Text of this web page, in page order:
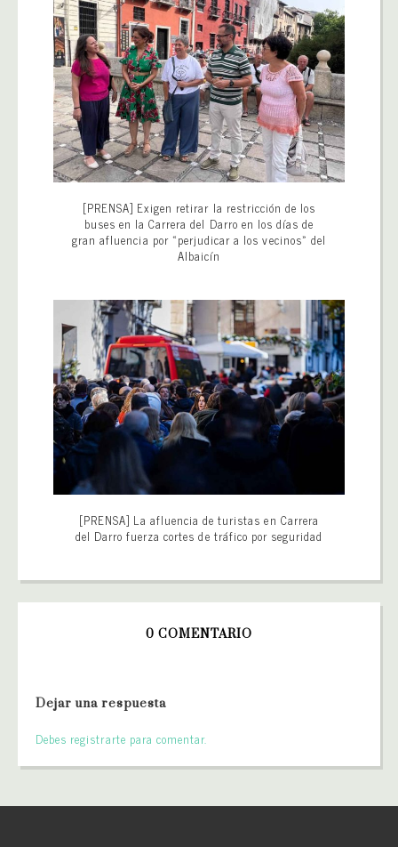
[PRENSA] Exigen retirar la restricción de los
buses en la Carrera del Darro en los días de
gran afluencia por «perjudicar a los vecinos» del
Albaicín
[PRENSA] La afluencia de turistas en Carrera
del Darro fuerza cortes de tráfico por seguridad
0 COMENTARIO
Dejar una respuesta
Debes registrarte para comentar.